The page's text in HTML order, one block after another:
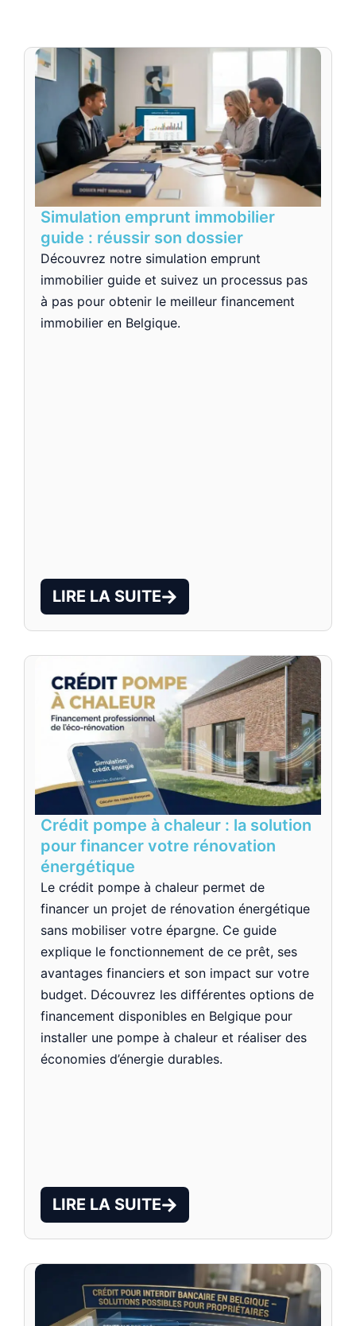
Simulation emprunt immobilier
guide : réussir son dossier
Découvrez notre simulation emprunt
immobilier guide et suivez un processus pas
à pas pour obtenir le meilleur financement
immobilier en Belgique.
LIRE LA SUITE
Crédit pompe à chaleur : la solution
pour financer votre rénovation
énergétique
Le crédit pompe à chaleur permet de
financer un projet de rénovation énergétique
sans mobiliser votre épargne. Ce guide
explique le fonctionnement de ce prêt, ses
avantages financiers et son impact sur votre
budget. Découvrez les différentes options de
financement disponibles en Belgique pour
installer une pompe à chaleur et réaliser des
économies d’énergie durables.
LIRE LA SUITE